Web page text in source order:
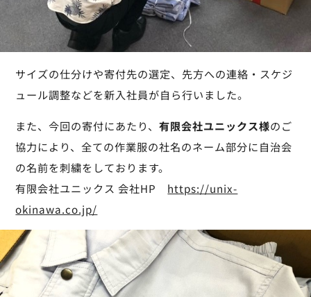
サイズの仕分けや寄付先の選定、先方への連絡・スケジ
ュール調整などを新入社員が自ら行いました。
また、今回の寄付にあたり、有限会社ユニックス様のご
協力により、全ての作業服の社名のネーム部分に自治会
の名前を刺繍をしております。
有限会社ユニックス 会社HP https://unix-
okinawa.co.jp/